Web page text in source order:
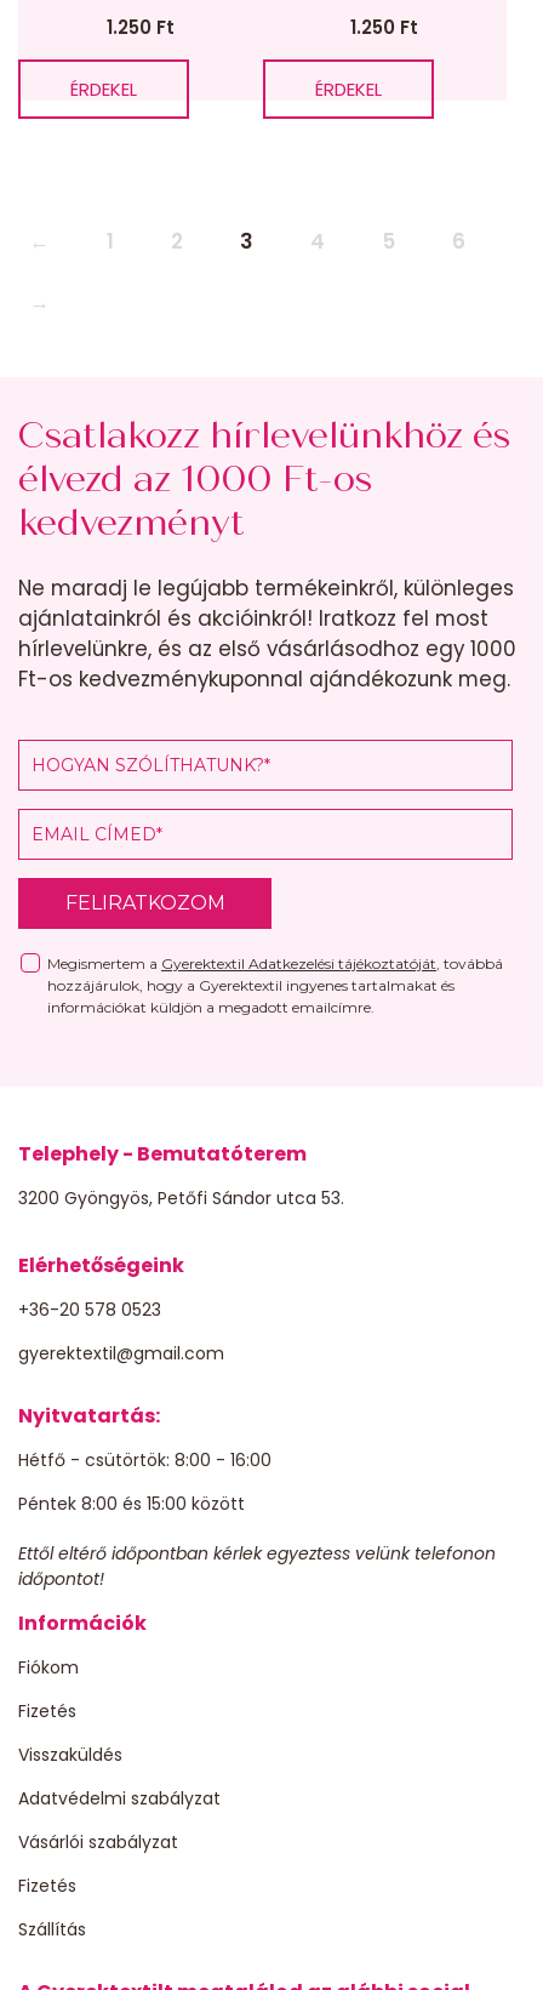
1.250 Ft
ÉRDEKEL
1.250 Ft
ÉRDEKEL
← 1 2 3 4 5 6
→
Csatlakozz hírlevelünkhöz és
élvezd az 1000 Ft-os
kedvezményt
Ne maradj le legújabb termékeinkről, különleges
ajánlatainkról és akcióinkról! Iratkozz fel most
hírlevelünkre, és az első vásárlásodhoz egy 1000
Ft-os kedvezménykuponnal ajándékozunk meg.
FELIRATKOZOM
Megismertem a Gyerektextil Adatkezelési tájékoztatóját, továbbá
hozzájárulok, hogy a Gyerektextil ingyenes tartalmakat és
információkat küldjön a megadott emailcímre.
Telephely - Bemutatóterem
3200 Gyöngyös, Petőfi Sándor utca 53.
Elérhetőségeink
+36-20 578 0523
gyerektextil@gmail.com
Nyitvatartás:
Hétfő - csütörtök: 8:00 - 16:00
Péntek 8:00 és 15:00 között
Ettől eltérő időpontban kérlek egyeztess velünk telefonon
időpontot!
Információk
Fiókom
Fizetés
Visszaküldés
Adatvédelmi szabályzat
Vásárlói szabályzat
Fizetés
Szállítás